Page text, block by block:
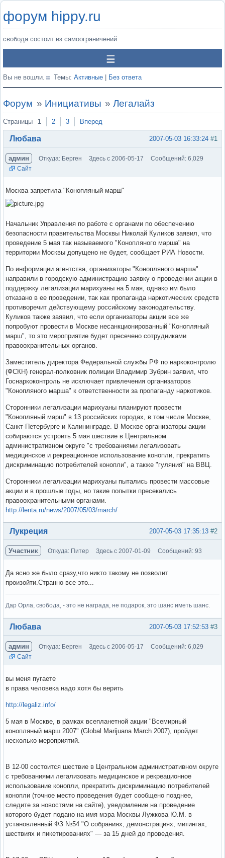
форум hippy.ru
свобода состоит из самоограничений
Вы не вошли. Темы: Активные Без ответа
Форум » Инициативы »Легалайз
Страницы 1 2 3 Вперед
#1
2007-05-03 16:33:24
Любава
админ Откуда: Берген Здесь с 2006-05-17
Сообщений: 6,029
Сайт
Москва запретила "Конопляный марш"
Начальник Управления по работе с органами по обеспечению
безопасности правительства Москвы Николай Куликов заявил, что
проведение 5 мая так называемого "Конопляного марша" на
территории Москвы допущено не будет, сообщает РИА Новости.
По информации агентства, организаторы "Конопляного марша"
направили в городскую администрацию заявку о проведении акции в
поддержку легализации марихуаны на 5 мая, однако им было
отказано в ее проведении, так как пропаганда наркотических средств
противоречит действующему российскому законодательству.
Куликов также заявил, что если организаторы акции все же
попробуют провести в Москве несанкционированный "Конопляный
марш", то это мероприятие будет пресечено сотрудниками
правоохранительных органов.
Заместитель директора Федеральной службы РФ по наркоконтролю
(ФСКН) генерал-полковник полиции Владимир Зубрин заявил, что
Госнаркоконтроль не исключает привлечения организаторов
"Конопляного марша" к ответственности за пропаганду наркотиков.
Сторонники легализации марихуаны планируют провести
"Конопляный марш" в 13 российских городах, в том числе Москве,
Санкт-Петербурге и Калининграде. В Москве организаторы акции
собираются устроить 5 мая шествие в Центральном
административном округе "с требованиями легализовать
медицинское и рекреационное использование конопли, прекратить
дискриминацию потребителей конопли", а также "гуляния" на ВВЦ.
Сторонники легализации марихуаны пытались провести массовые
акции и в прошлые годы, но такие попытки пресекались
правоохранительными органами.
http://lenta.ru/news/2007/05/03/march/
Вне форума #2
2007-05-03 17:35:13
Лукреция
Участник Откуда: Питер Здесь с 2007-01-09 Сообщений: 93
Да ясно же было сразу,что никто такому не позволит
произойти.Странно все это...
Дар Орла, свобода, - это не награда, не подарок, это шанс иметь шанс.
Вне форума #3
2007-05-03 17:52:53
Любава
админ Откуда: Берген Здесь с 2006-05-17
Сообщений: 6,029
Сайт
вы меня пугаете
в права человека надо хотя бы верить
http://legaliz.info/
5 мая в Москве, в рамках всепланетной акции "Всемирный
конопляный марш 2007" (Global Marijuana March 2007), пройдет
несколько мероприятий.
В 12-00 состоится шествие в Центральном административном округе
с требованиями легализовать медицинское и рекреационное
использование конопли, прекратить дискриминацию потребителей
конопли (точное место проведения будет сообщено позднее,
следите за новостями на сайте), уведомление на проведение
которого будет подано на имя мэра Москвы Лужкова Ю.М. в
установленный ФЗ №54 "О собраниях, демонстрациях, митингах,
шествиях и пикетированиях" — за 15 дней до проведения.